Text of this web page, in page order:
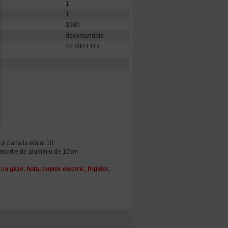
1
1
1980
decomandata
48.800 EUR
pana la etajul 10
de aluminiu de 10cm
gaze, hota, cuptor electric, frigider,